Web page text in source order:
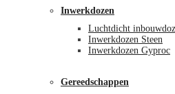
Inwerkdozen
Luchtdicht
Inwerkdozen Steen
Inwerkdozen Gyproc
Gereedschappen